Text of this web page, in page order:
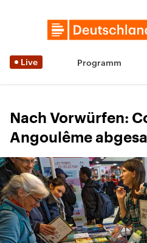
Live Programm
Nach Vorwürfen:
Angoulême